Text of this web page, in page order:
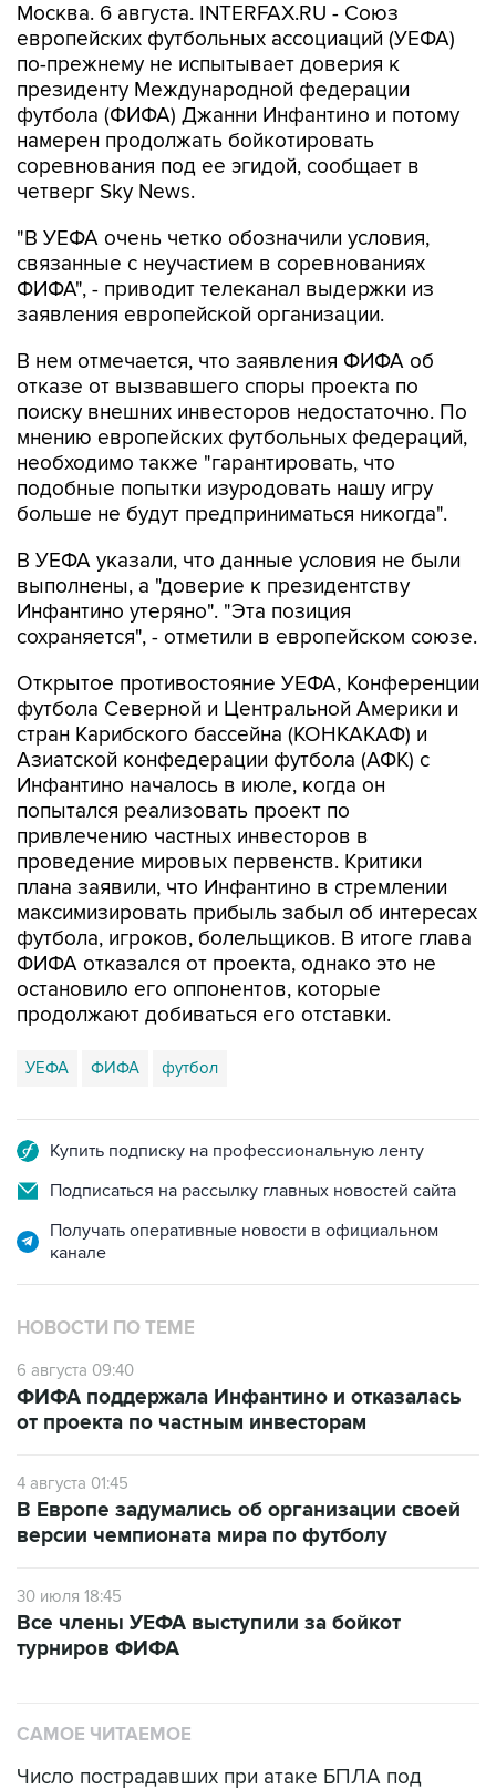
Москва. 6 августа. INTERFAX.RU - Союз
европейских футбольных ассоциаций (УЕФА)
по-прежнему не испытывает доверия к
президенту Международной федерации
футбола (ФИФА) Джанни Инфантино и потому
намерен продолжать бойкотировать
соревнования под ее эгидой, сообщает в
четверг Sky News.
"В УЕФА очень четко обозначили условия,
связанные с неучастием в соревнованиях
ФИФА", - приводит телеканал выдержки из
заявления европейской организации.
В нем отмечается, что заявления ФИФА об
отказе от вызвавшего споры проекта по
поиску внешних инвесторов недостаточно. По
мнению европейских футбольных федераций,
необходимо также "гарантировать, что
подобные попытки изуродовать нашу игру
больше не будут предприниматься никогда".
В УЕФА указали, что данные условия не были
выполнены, а "доверие к президентству
Инфантино утеряно". "Эта позиция
сохраняется", - отметили в европейском союзе.
Открытое противостояние УЕФА, Конференции
футбола Северной и Центральной Америки и
стран Карибского бассейна (КОНКАКАФ) и
Азиатской конфедерации футбола (АФК) с
Инфантино началось в июле, когда он
попытался реализовать проект по
привлечению частных инвесторов в
проведение мировых первенств. Критики
плана заявили, что Инфантино в стремлении
максимизировать прибыль забыл об интересах
футбола, игроков, болельщиков. В итоге глава
ФИФА отказался от проекта, однако это не
остановило его оппонентов, которые
продолжают добиваться его отставки.
УЕФА ФИФА футбол
Купить подписку на профессиональную ленту
Подписаться на рассылку главных новостей сайта
Получать оперативные новости в официальном
канале
НОВОСТИ ПО ТЕМЕ
6 августа 09:40
ФИФА поддержала Инфантино и отказалась
от проекта по частным инвесторам
4 августа 01:45
В Европе задумались об организации своей
версии чемпионата мира по футболу
30 июля 18:45
Все члены УЕФА выступили за бойкот
турниров ФИФА
САМОЕ ЧИТАЕМОЕ
Число пострадавших при атаке БПЛА под